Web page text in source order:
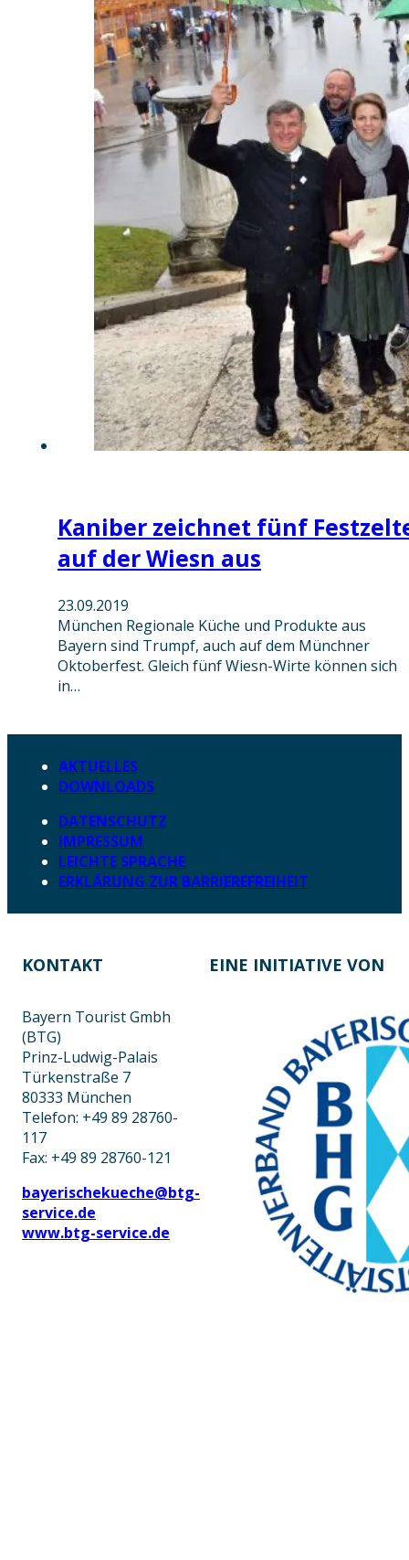
Kaniber zeichnet fünf
auf der Wiesn aus
23.09.2019
München Regionale Küche und Produkte aus
Bayern sind Trumpf, auch auf dem Münchner
Oktoberfest. Gleich fünf Wiesn-Wirte können sich
in…
AKTUELLES
DOWNLOADS
DATENSCHUTZ
IMPRESSUM
LEICHTE SPRACHE
ERKLÄRUNG ZUR BARRIEREFREIHEIT
KONTAKT EINE INITIATIVE VON
Bayern Tourist Gmbh
(BTG)
Prinz-Ludwig-Palais
Türkenstraße 7
80333 München
Telefon: +49 89 28760-
117
Fax: +49 89 28760-121
bayerischekueche@btg-
service.de
www.btg-service.de